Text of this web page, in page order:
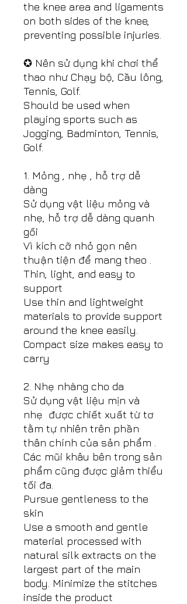
the knee area and ligaments
on both sides of the knee,
preventing possible injuries.
✪ Nên sử dụng khi chơi thể
thao như Chạy bộ, Cầu lông,
Tennis, Golf.
Should be used when
playing sports such as
Jogging, Badminton, Tennis,
Golf.
1. Mỏng , nhẹ , hỗ trợ dễ
dàng
Sử dụng vật liệu mỏng và
nhẹ, hỗ trợ dễ dàng quanh
gối
Vì kích cỡ nhỏ gọn nên
thuận tiện để mang theo .
Thin, light, and easy to
support
Use thin and lightweight
materials to provide support
around the knee easily.
Compact size makes easy to
carry
2. Nhẹ nhàng cho da
Sử dụng vật liệu mịn và
nhẹ được chiết xuất từ tơ
tằm tự nhiên trên phần
thân chính của sản phẩm .
Các mũi khâu bên trong sản
phẩm cũng được giảm thiểu
tối đa.
Pursue gentleness to the
skin
Use a smooth and gentle
material processed with
natural silk extracts on the
largest part of the main
body. Minimize the stitches
inside the product